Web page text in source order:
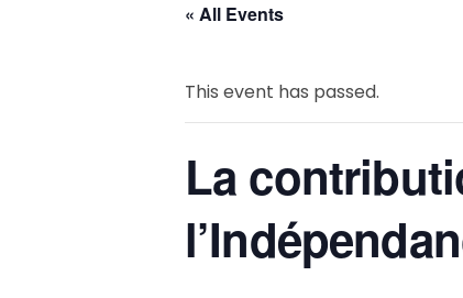
« All Events
This event has passed.
La